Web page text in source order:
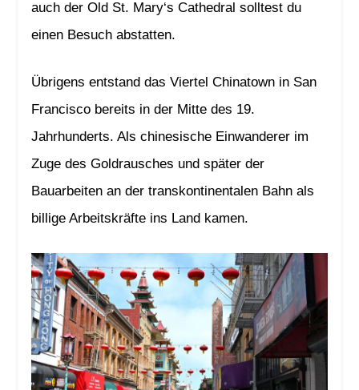
auch der Old St. Mary‘s Cathedral solltest du
einen Besuch abstatten.
Übrigens entstand das Viertel Chinatown in San
Francisco bereits in der Mitte des 19.
Jahrhunderts. Als chinesische Einwanderer im
Zuge des Goldrausches und später der
Bauarbeiten an der transkontinentalen Bahn als
billige Arbeitskräfte ins Land kamen.